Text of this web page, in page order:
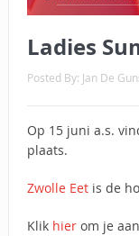
Ladies
Posted By: Jan De
Op 15 juni a.s.
plaats.
Zwolle Eetis de
Klik hierom je